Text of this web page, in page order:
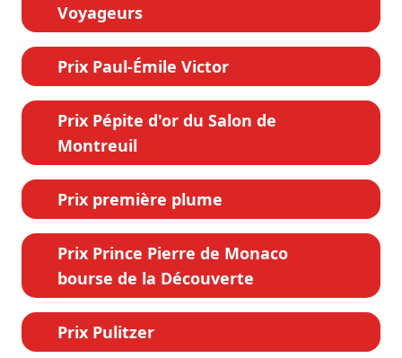
Voyageurs
Prix Paul-Émile Victor
Prix Pépite d'or du Salon de
Montreuil
Prix première plume
Prix Prince Pierre de Monaco
bourse de la Découverte
Prix Pulitzer